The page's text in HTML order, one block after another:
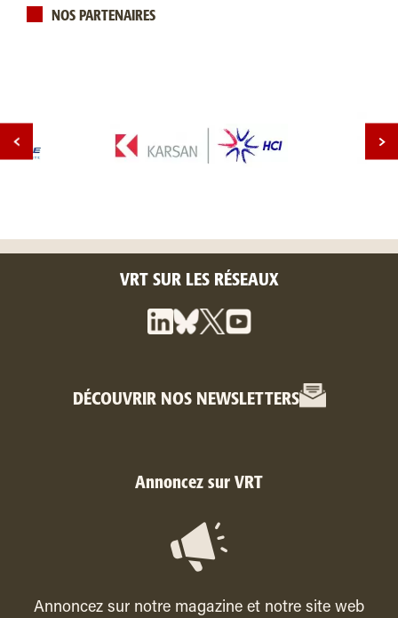
NOS PARTENAIRES
VRT SUR LES RÉSEAUX
DÉCOUVRIR NOS NEWSLETTERS
Annoncez sur VRT
Annoncez sur notre magazine et notre site web